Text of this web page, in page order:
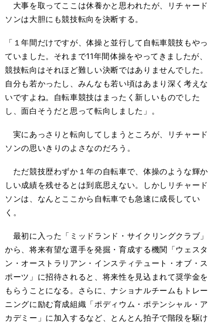
大事を取ってここは休養かと思われたが、リチャード
ソンは大胆にも競技転向を決断する。
「１年間だけですが、体操と並行して自転車競技もやっ
ていました。それまで11年間体操をやってきましたが、
競技転向はそれほど難しい決断ではありませんでした。
自分も若かったし、みんなも若い頃はあまり深く考えな
いですよね。自転車競技はまったく新しいものでした
し、面白そうだと思って転向しました」。
実にあっさりと転向してしまうところが、リチャード
ソンの思いきりのよさなのだろう。
ただ競技歴わずか１年の自転車で、体操のような輝か
しい成績を残せるとは到底思えない。しかしリチャード
ソンは、なんとここから自転車でも急速に成長してい
く。
最初に入った「ミッドランド・サイクリングクラブ」
から、将来有望な選手を発掘・育成する機関「ウェスタ
ン・オーストラリアン・インスティテュート・オブ・ス
ポーツ」に招待されると、将来性を見込まれて奨学金を
もらうことになる。さらに、ナショナルチームもトレー
ニングに励む育成組織「ポディウム・ポテンシャル・ア
カデミー」に加入するなど、とんとん拍子で階段を駆け